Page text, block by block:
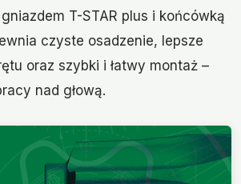
T-STAR plus i końcówką
czyste osadzenie, lepsze
oraz szybki i łatwy montaż –
nad głową.